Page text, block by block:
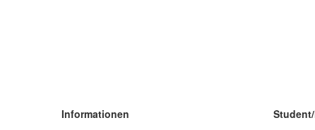
Informationen